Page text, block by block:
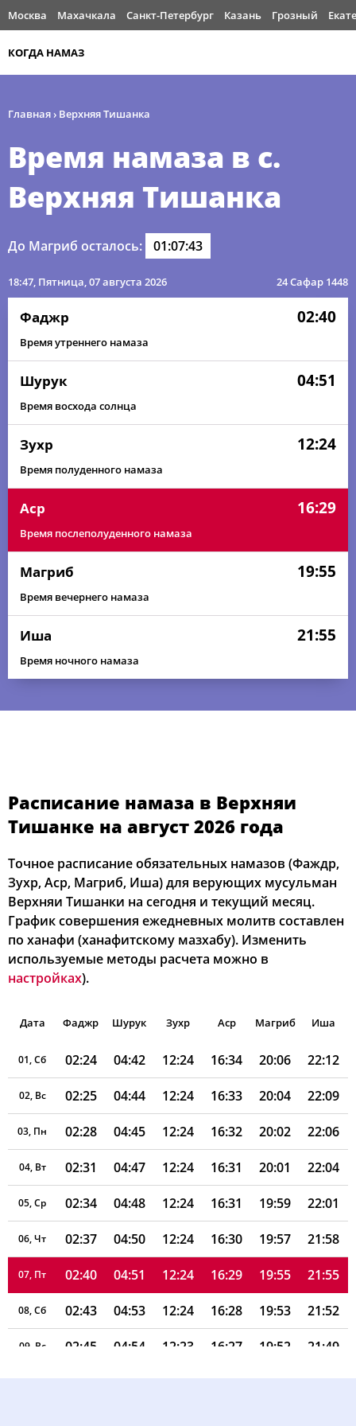
Москва Махачкала Санкт-Петербург Казань Грозный
КОГДА НАМАЗ
Главная› Верхняя Тишанка
Время намаза в с.
Верхняя Тишанка
До Магриб осталось: 01:07:43
18:47, Пятница, 07 августа 2026 24 Сафар 1448
Фаджр 02:40
Время утреннего намаза
Шурук 04:51
Время восхода солнца
Зухр 12:24
Время полуденного намаза
Аср 16:29
Время послеполуденного намаза
Магриб 19:55
Время вечернего намаза
Иша 21:55
Время ночного намаза
Расписание намаза в Верхняи
Тишанке на август 2026 года
Точное расписание обязательных намазов (Фаждр,
Зухр, Аср, Магриб, Иша) для верующих мусульман
Верхняи Тишанки на сегодня и текущий месяц.
График совершения ежедневных молитв составлен
по ханафи (ханафитскому мазхабу). Изменить
используемые методы расчета можно в
настройках).
Дата Фаджр Шурук Зухр Аср Магриб Иша
01, Сб 02:24 04:42 12:24 16:34 20:06 22:12
02, Вс 02:25 04:44 12:24 16:33 20:04 22:09
03, Пн 02:28 04:45 12:24 16:32 20:02 22:06
04, Вт 02:31 04:47 12:24 16:31 20:01 22:04
05, Ср 02:34 04:48 12:24 16:31 19:59 22:01
06, Чт 02:37 04:50 12:24 16:30 19:57 21:58
07, Пт 02:40 04:51 12:24 16:29 19:55 21:55
08, Сб 02:43 04:53 12:24 16:28 19:53 21:52
09, Вс 02:45 04:54 12:23 16:27 19:52 21:49
10, Пн 02:48 04:56 12:23 16:26 19:50 21:46